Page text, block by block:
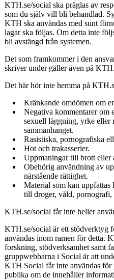
KTH.se/social ska präglas av
som du själv vill bli behandlad.
KTH ska användas med sunt
lagar ska följas. Om detta inte
bli avstängd från systemen.
Det som framkommer i den
skriver under gäller även på
Det här hör inte hemma på
Kränkande omdömen om
Negativa kommentarer om
sexuell läggning, yrke eller
sammanhanget.
Rasistiska, pornografiska
Hot och trakasserier.
Uppmaningar till brott eller
Obehörig användning av
närstående rättighet.
Material som kan uppfattas
till droger, våld,
KTH.se/social får inte heller
KTH.se/social är ett stödverktyg
användas inom ramen för detta.
forskning, stödverksamhet samt
gruppwebbarna i Social är att
KTH Social får inte användas för
publika om de innehåller